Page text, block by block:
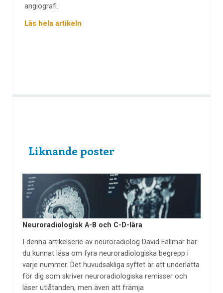
angiografi.
Läs hela artikeln
Liknande poster
Neuroradiologisk A-B och C-D-lära
I denna artikelserie av neuroradiolog David Fällmar har
du kunnat läsa om fyra neuroradiologiska begrepp i
varje nummer. Det huvudsakliga syftet är att underlätta
för dig som skriver neuroradiologiska remisser och
läser utlåtanden, men även att främja